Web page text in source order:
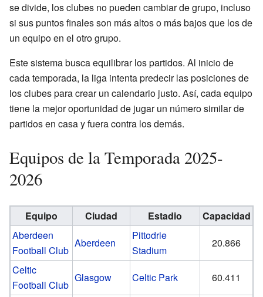
se divide, los clubes no pueden cambiar de grupo, incluso
si sus puntos finales son más altos o más bajos que los de
un equipo en el otro grupo.
Este sistema busca equilibrar los partidos. Al inicio de
cada temporada, la liga intenta predecir las posiciones de
los clubes para crear un calendario justo. Así, cada equipo
tiene la mejor oportunidad de jugar un número similar de
partidos en casa y fuera contra los demás.
Equipos de la Temporada 2025-
2026
Equipo Ciudad Estadio
Capacidad
Aberdeen
Football Club
Aberdeen
Pittodrie
Stadium
20.866
Celtic
Football Club
Glasgow Celtic Park
60.411